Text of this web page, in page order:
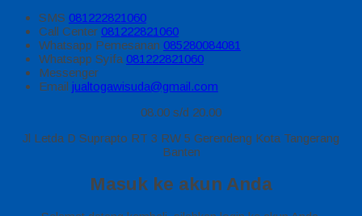
SMS 081222821060
Call Center 081222821060
Whatsapp Pemesanan 085280084081
Whatsapp Syifa 081222821060
Messenger
Email jualtogawisuda@gmail.com
08.00 s/d 20.00
Jl Letda D Suprapto RT 3 RW 5 Gerendeng Kota Tangerang
Banten
Masuk ke akun Anda